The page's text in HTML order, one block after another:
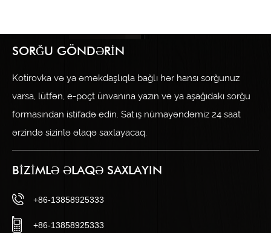
SORĞU GÖNDƏRIN
Kotirovka və ya əməkdaşlıqla bağlı hər hansı sorğunuz
varsa, lütfən, e-poçt ünvanına yazın və ya aşağıdakı sorğu
formasından istifadə edin. Satış nümayəndəmiz 24 saat
ərzində sizinlə əlaqə saxlayacaq.
BIZIMLƏ ƏLAQƏ SAXLAYIN
+86-13858925333
+86-13858925333